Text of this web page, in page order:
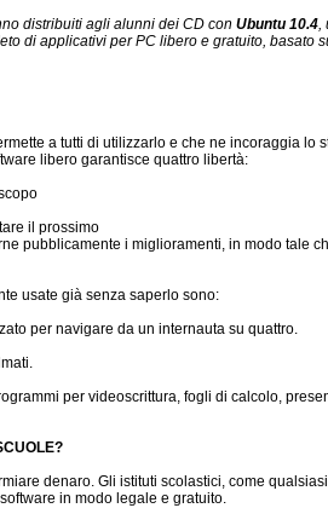
distribuiti agli alunni dei CD con Ubuntu 10.4,
di applicativi per PC libero e gratuito, basato
a tutti di utilizzarlo e che ne incoraggia lo
libero garantisce quattro libertà:
il prossimo
pubblicamente i miglioramenti, in modo tale
usate già senza saperlo sono:
per navigare da un internauta su quattro.
per videoscrittura, fogli di calcolo,
denaro. Gli istituti scolastici, come
in modo legale e gratuito.